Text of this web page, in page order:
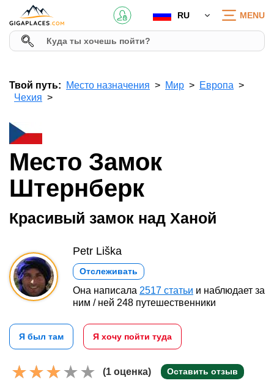
RU MENU
Твой путь: Место назначения Мир
Европа
Чехия
Место Замок
Штернберк
Красивый замок над Ханой
Petr Liška
Отслеживать
Она написала 2517 статьи и наблюдает за
ним / ней 248 путешественники
Я был там Я хочу пойти туда
(1 оценка) Оставить отзыв